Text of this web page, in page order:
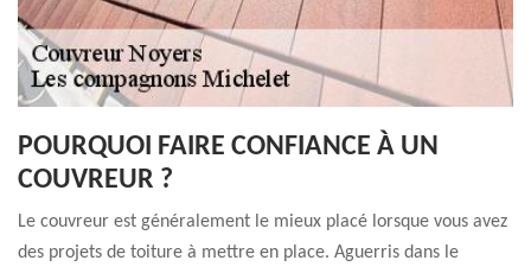
POURQUOI FAIRE CONFIANCE À UN
COUVREUR ?
Le couvreur est généralement le mieux placé lorsque vous avez
des projets de toiture à mettre en place. Aguerris dans le